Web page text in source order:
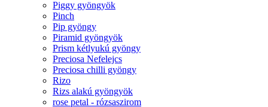
Piggy gyöngyök
Pinch
Pip gyöngy
Piramid gyöngyök
Prism kétlyukú gyöngy
Preciosa Nefelejcs
Preciosa chilli gyöngy
Rizo
Rizs alakú gyöngyök
rose petal - rózsaszirom